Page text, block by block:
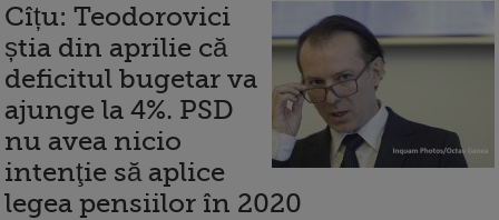
Cîțu: Teodorovici
știa din aprilie că
deficitul bugetar va
ajunge la 4%. PSD
nu avea nicio
intenţie să aplice
legea pensiilor în 2020